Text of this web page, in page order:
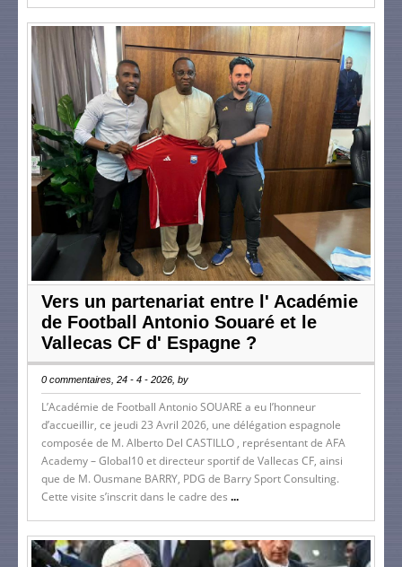
Vers un partenariat entre l' Académie
de Football Antonio Souaré et le
Vallecas CF d' Espagne ?
0 commentaires, 24 - 4 - 2026, by
L’Académie de Football Antonio SOUARE a eu l’honneur
d’accueillir, ce jeudi 23 Avril 2026, une délégation espagnole
composée de M. Alberto Del CASTILLO , représentant de AFA
Academy – Global10 et directeur sportif de Vallecas CF, ainsi
que de M. Ousmane BARRY, PDG de Barry Sport Consulting.
Cette visite s’inscrit dans le cadre des ...